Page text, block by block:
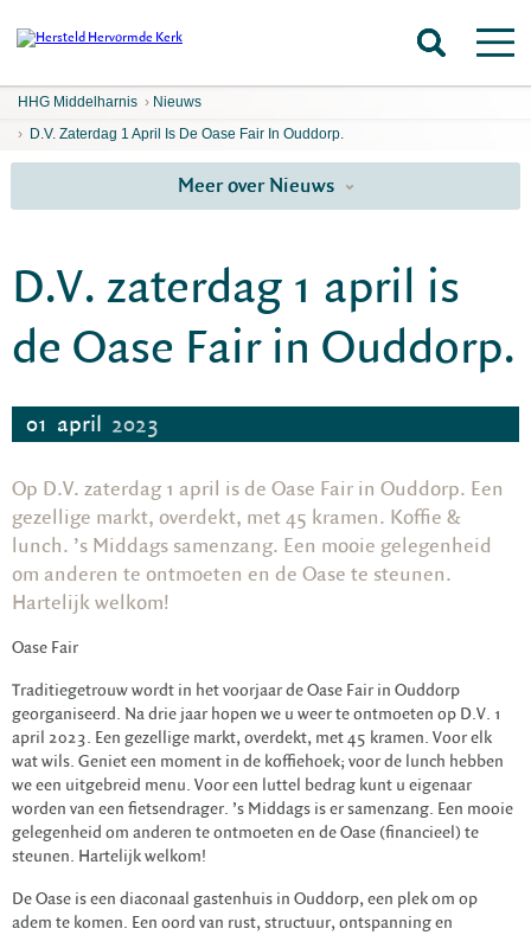
HHG Middelharnis › Nieuws
› D.V. Zaterdag 1 April Is De Oase Fair In Ouddorp.
Meer over Nieuws
D.V. zaterdag 1 april is
de Oase Fair in Ouddorp.
01 april 2023
Op D.V. zaterdag 1 april is de Oase Fair in Ouddorp. Een
gezellige markt, overdekt, met 45 kramen. Koffie &
lunch. ’s Middags samenzang. Een mooie gelegenheid
om anderen te ontmoeten en de Oase te steunen.
Hartelijk welkom!
Oase Fair
Traditiegetrouw wordt in het voorjaar de Oase Fair in Ouddorp
georganiseerd. Na drie jaar hopen we u weer te ontmoeten op D.V. 1
april 2023. Een gezellige markt, overdekt, met 45 kramen. Voor elk
wat wils. Geniet een moment in de koffiehoek; voor de lunch hebben
we een uitgebreid menu. Voor een luttel bedrag kunt u eigenaar
worden van een fietsendrager. ’s Middags is er samenzang. Een mooie
gelegenheid om anderen te ontmoeten en de Oase (financieel) te
steunen. Hartelijk welkom!
De Oase is een diaconaal gastenhuis in Ouddorp, een plek om op
adem te komen. Een oord van rust, structuur, ontspanning en